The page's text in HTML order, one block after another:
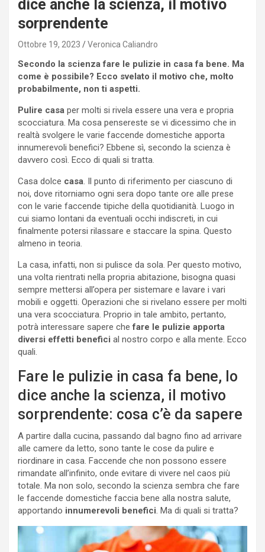
dice anche la scienza, il motivo
sorprendente
Ottobre 19, 2023 Veronica Caliandro
Secondo la scienza fare le pulizie in casa fa bene. Ma
come è possibile? Ecco svelato il motivo che, molto
probabilmente, non ti aspetti.
Pulire casa per molti si rivela essere una vera e propria
scocciatura. Ma cosa pensereste se vi dicessimo che in
realtà svolgere le varie faccende domestiche apporta
innumerevoli benefici? Ebbene sì, secondo la scienza è
davvero così. Ecco di quali si tratta.
Casa dolce casa. Il punto di riferimento per ciascuno di
noi, dove ritorniamo ogni sera dopo tante ore alle prese
con le varie faccende tipiche della quotidianità. Luogo in
cui siamo lontani da eventuali occhi indiscreti, in cui
finalmente potersi rilassare e staccare la spina. Questo
almeno in teoria.
La casa, infatti, non si pulisce da sola. Per questo motivo,
una volta rientrati nella propria abitazione, bisogna quasi
sempre mettersi all’opera per sistemare e lavare i vari
mobili e oggetti. Operazioni che si rivelano essere per molti
una vera scocciatura. Proprio in tale ambito, pertanto,
potrà interessare sapere chefare le pulizie apporta
diversi effetti benefici al nostro corpo e alla mente. Ecco
quali.
Fare le pulizie in casa fa bene, lo
dice anche la scienza, il motivo
sorprendente: cosa c’è da sapere
A partire dalla cucina, passando dal bagno fino ad arrivare
alle camere da letto, sono tante le cose da pulire e
riordinare in casa. Faccende che non possono essere
rimandate all’infinito, onde evitare di vivere nel caos più
totale. Ma non solo, secondo la scienza sembra che fare
le faccende domestiche faccia bene alla nostra salute,
apportando innumerevoli benefici. Ma di quali si tratta?